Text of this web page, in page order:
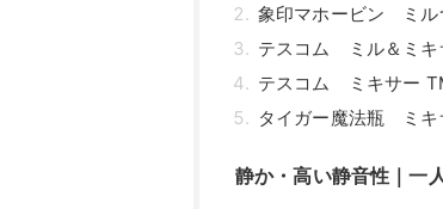
象印マホービン ミル
テスコム ミル＆ミキ
テスコム ミキサー
タイガー魔法瓶 ミキ
静か・高い静音性｜一